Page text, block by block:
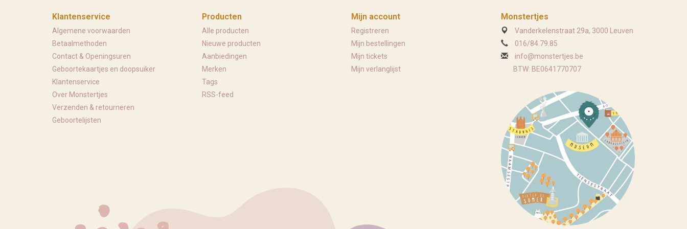
Klantenservice
Algemene voorwaarden
Betaalmethoden
Contact & Openingsuren
Geboortekaartjes en doopsuiker
Klantenservice
Over Monstertjes
Verzenden & retourneren
Geboortelijsten
Producten
Alle producten
Nieuwe producten
Aanbiedingen
Merken
Tags
RSS-feed
Mijn account
Registreren
Mijn bestellingen
Mijn tickets
Mijn verlanglijst
Monstertjes
Vanderkelenstraat 29a, 3000 Leuven
016/84.79.85
info@monstertjes.be
BTW: BE0641770707